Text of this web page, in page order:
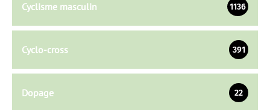
Cyclisme masculin 1136
Cyclo-cross 391
Dopage 22